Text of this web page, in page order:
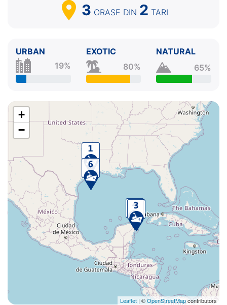
3 ORASE DIN 2 TARI
URBAN
19%
EXOTIC
80%
NATURAL
65%
+
−
Leaflet | ©OpenStreetMapcontributors